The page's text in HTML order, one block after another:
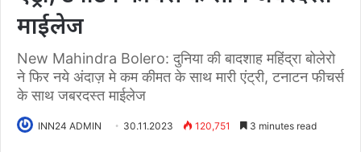
माईलेज
New Mahindra Bolero: दुनिया की बादशाह महिंद्रा बोलेरो
ने फिर नये अंदाज़ मे कम कीमत के साथ मारी एंट्री, टनाटन फीचर्स
के साथ जबरदस्त माईलेज
INN24 ADMIN 30.11.2023 120,751 3 minutes read